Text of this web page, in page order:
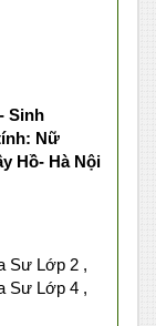
Sinh
Nữ
Hồ- Hà Nội
Sư Lớp 2 ,
Sư Lớp 4 ,